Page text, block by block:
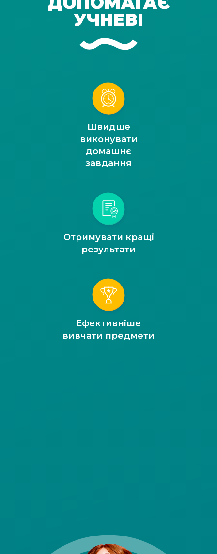
УЧНЕВІ
Швидше
виконувати
домашнє
завдання
Отримувати кращі
результати
Ефективніше
вивчати предмети